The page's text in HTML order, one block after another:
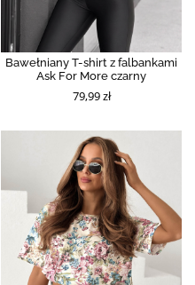
Bawełniany T-shirt z falbankami
Ask For More czarny
79,99 zł